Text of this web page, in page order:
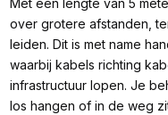
Met een lengte van 5
over grotere afstanden,
leiden. Dit is met name
waarbij kabels richting
infrastructuur lopen. Je
los hangen of in de weg